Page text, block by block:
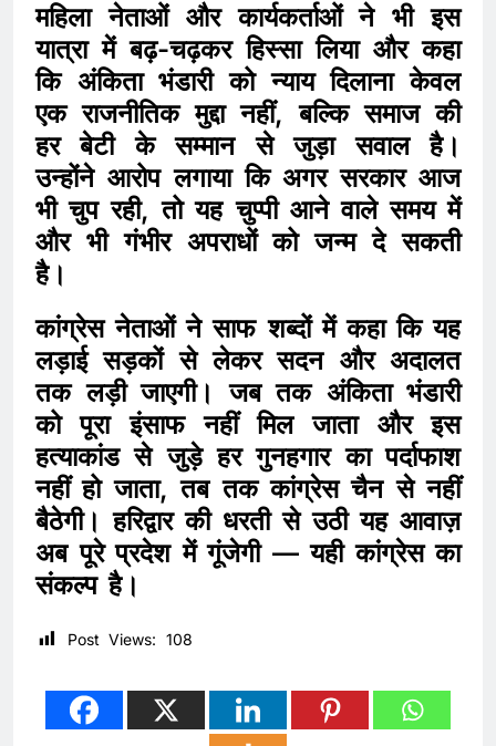
महिला नेताओं और कार्यकर्ताओं ने भी इस
यात्रा में बढ़-चढ़कर हिस्सा लिया और कहा
कि अंकिता भंडारी को न्याय दिलाना केवल
एक राजनीतिक मुद्दा नहीं, बल्कि समाज की
हर बेटी के सम्मान से जुड़ा सवाल है।
उन्होंने आरोप लगाया कि अगर सरकार आज
भी चुप रही, तो यह चुप्पी आने वाले समय में
और भी गंभीर अपराधों को जन्म दे सकती
है।
कांग्रेस नेताओं ने साफ शब्दों में कहा कि यह
लड़ाई सड़कों से लेकर सदन और अदालत
तक लड़ी जाएगी। जब तक अंकिता भंडारी
को पूरा इंसाफ नहीं मिल जाता और इस
हत्याकांड से जुड़े हर गुनहगार का पर्दाफाश
नहीं हो जाता, तब तक कांग्रेस चैन से नहीं
बैठेगी। हरिद्वार की धरती से उठी यह आवाज़
अब पूरे प्रदेश में गूंजेगी — यही कांग्रेस का
संकल्प है।
Post Views: 108